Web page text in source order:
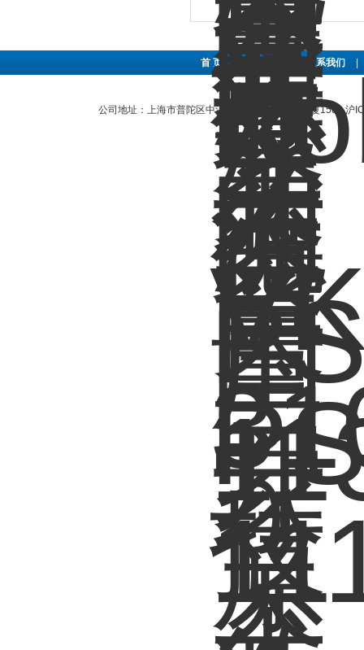
首 页 联系我们
公司地址：上海市普陀区中江路889号曹杨商务大厦1501沪